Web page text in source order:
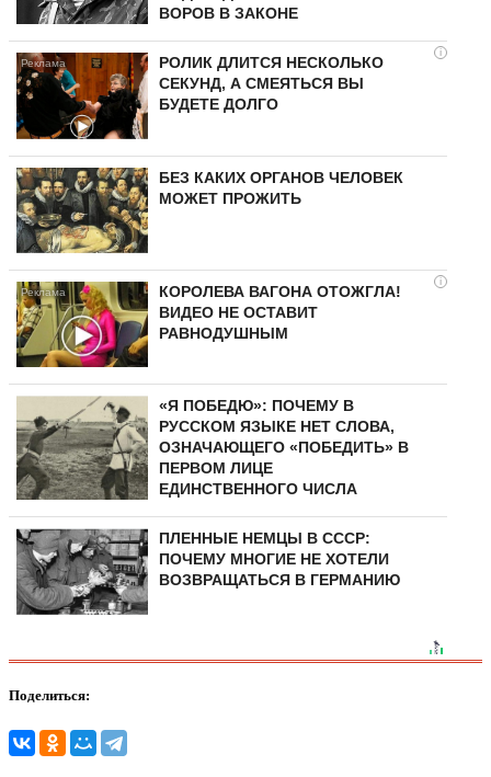
ВОРОВ В ЗАКОНЕ
i
РОЛИК ДЛИТСЯ НЕСКОЛЬКО
СЕКУНД, А СМЕЯТЬСЯ ВЫ
БУДЕТЕ ДОЛГО
БЕЗ КАКИХ ОРГАНОВ ЧЕЛОВЕК
МОЖЕТ ПРОЖИТЬ
i
КОРОЛЕВА ВАГОНА ОТОЖГЛА!
ВИДЕО НЕ ОСТАВИТ
РАВНОДУШНЫМ
«Я ПОБЕДЮ»: ПОЧЕМУ В
РУССКОМ ЯЗЫКЕ НЕТ СЛОВА,
ОЗНАЧАЮЩЕГО «ПОБЕДИТЬ» В
ПЕРВОМ ЛИЦЕ
ЕДИНСТВЕННОГО ЧИСЛА
ПЛЕННЫЕ НЕМЦЫ В СССР:
ПОЧЕМУ МНОГИЕ НЕ ХОТЕЛИ
ВОЗВРАЩАТЬСЯ В ГЕРМАНИЮ
Поделиться: